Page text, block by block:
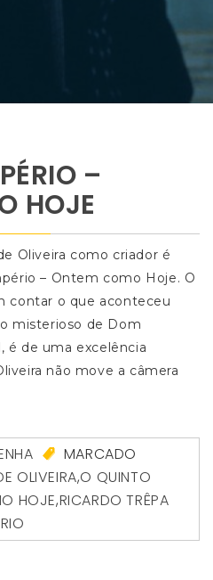
–
HOJE
Oliveira como criador é
– Ontem como Hoje. O
contar o que aconteceu
misterioso de Dom
é de uma excelência
não move a câmera
MARCADO
OLIVEIRA,O QUINTO
HOJE,RICARDO TRÊPA